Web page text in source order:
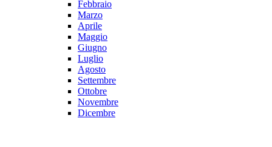
Febbraio
Marzo
Aprile
Maggio
Giugno
Luglio
Agosto
Settembre
Ottobre
Novembre
Dicembre